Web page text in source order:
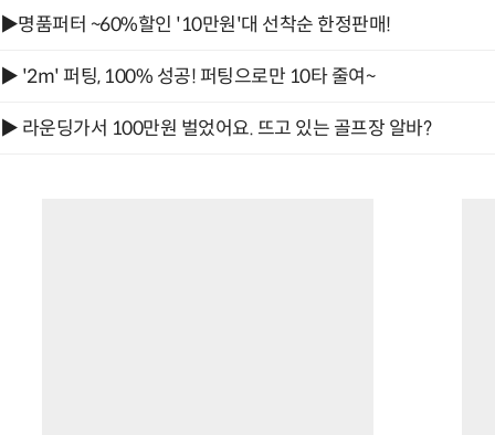
▶명품퍼터 ~60%할인 '10만원'대 선착순 한정판매!
▶ '2m' 퍼팅, 100% 성공! 퍼팅으로만 10타 줄여~
▶ 라운딩가서 100만원 벌었어요. 뜨고 있는 골프장 알바?